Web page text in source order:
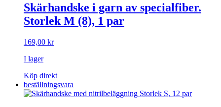
Skärhandske i garn av specialfiber.
Storlek M (8), 1 par
169,00 kr
I lager
Köp direkt
beställningsvara